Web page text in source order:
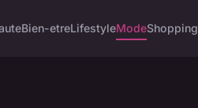
Bien-etreLifestyleModeShopping